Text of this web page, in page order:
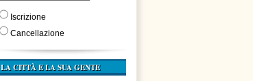
Iscrizione
Cancellazione
LA CITTÀ E LA SUA GENTE